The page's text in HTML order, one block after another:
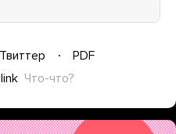
Твиттер
PDF
Что-что?